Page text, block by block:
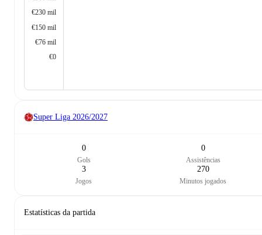
€230 mil
€150 mil
€76 mil
€0
Super Liga 2026/2027
0
Gols
0
Assistências
3
Jogos
270
Minutos jogados
Estatísticas da partida